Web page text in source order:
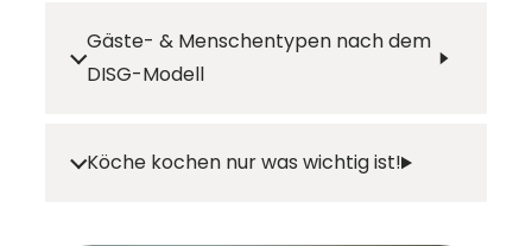
Gäste- & Menschentypen nach dem
DISG-Modell
Köche kochen nur was wichtig ist!